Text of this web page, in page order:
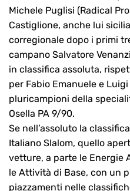
Michele Puglisi (Radical
Castiglione, anche lui
corregionale dopo i primi
campano Salvatore
in classifica assoluta,
per Fabio Emanuele e
pluricampioni della
Osella PA 9/90.
Se nell’assoluto la
Italiano Slalom, quello
vetture, a parte le Energie
le Attività di Base, con un
piazzamenti nelle